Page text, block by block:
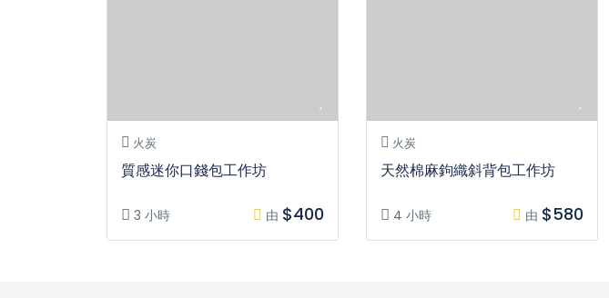
火炭
質感迷你口錢包工作坊
3 小時 由 $400
火炭
天然棉麻鉤織斜背包工作坊
4 小時 由 $580